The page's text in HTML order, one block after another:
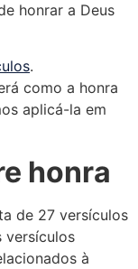
honrar a Deus
.
como a honra
aplicá-la em
honra
de 27 versículos
versículos
à